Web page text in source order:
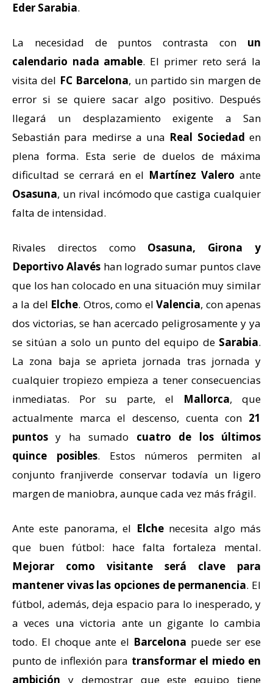
Eder Sarabia.
La necesidad de puntos contrasta con un
calendario nada amable. El primer reto será la
visita del FC Barcelona, un partido sin margen de
error si se quiere sacar algo positivo. Después
llegará un desplazamiento exigente a San
Sebastián para medirse a una Real Sociedad en
plena forma. Esta serie de duelos de máxima
dificultad se cerrará en el Martínez Valero ante
Osasuna, un rival incómodo que castiga cualquier
falta de intensidad.
Rivales directos como Osasuna, Girona y
Deportivo Alavés han logrado sumar puntos clave
que los han colocado en una situación muy similar
a la del Elche. Otros, como elValencia, con apenas
dos victorias, se han acercado peligrosamente y ya
se sitúan a solo un punto del equipo de Sarabia.
La zona baja se aprieta jornada tras jornada y
cualquier tropiezo empieza a tener consecuencias
inmediatas. Por su parte, el Mallorca, que
actualmente marca el descenso, cuenta con 21
puntos y ha sumado cuatro de los últimos
quince posibles. Estos números permiten al
conjunto franjiverde conservar todavía un ligero
margen de maniobra, aunque cada vez más frágil.
Ante este panorama, el Elchenecesita algo más
que buen fútbol: hace falta fortaleza mental.
Mejorar como visitante será clave para
mantener vivas las opciones de permanencia. El
fútbol, además, deja espacio para lo inesperado, y
a veces una victoria ante un gigante lo cambia
todo. El choque ante el Barcelona puede ser ese
punto de inflexión para transformar el miedo en
ambición y demostrar que este equipo tiene